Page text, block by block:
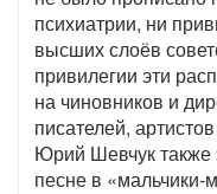
психиатрии, ни
высших слоёв
привилегии эти
на чиновников и
писателей,
Юрий Шевчук также
песне в